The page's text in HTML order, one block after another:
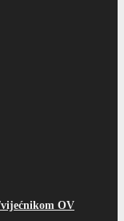
vijećnikom OV